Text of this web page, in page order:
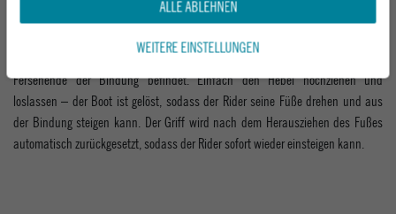
Release Lever
Der Release Lever ist ein flacher, leicht zugänglicher Hebel, der sich am
Fersenende der Bindung befindet. Einfach den Hebel hochziehen und
loslassen – der Boot ist gelöst, sodass der Rider seine Füße drehen und aus
der Bindung steigen kann. Der Griff wird nach dem Herausziehen des Fußes
automatisch zurückgesetzt, sodass der Rider sofort wieder einsteigen kann.
ALLE ABLEHNEN
WEITERE EINSTELLUNGEN